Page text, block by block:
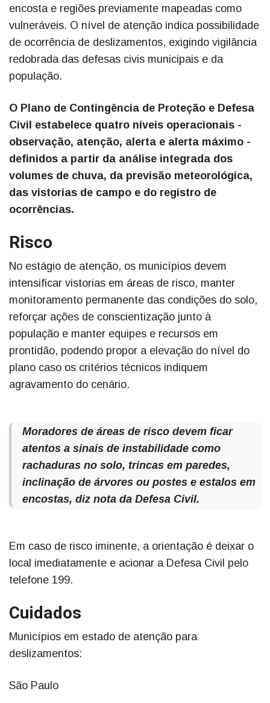
encosta e regiões previamente mapeadas como
vulneráveis. O nível de atenção indica possibilidade
de ocorrência de deslizamentos, exigindo vigilância
redobrada das defesas civis municipais e da
população.
O Plano de Contingência de Proteção e Defesa
Civil estabelece quatro níveis operacionais -
observação, atenção, alerta e alerta máximo -
definidos a partir da análise integrada dos
volumes de chuva, da previsão meteorológica,
das vistorias de campo e do registro de
ocorrências.
Risco
No estágio de atenção, os municípios devem
intensificar vistorias em áreas de risco, manter
monitoramento permanente das condições do solo,
reforçar ações de conscientização junto à
população e manter equipes e recursos em
prontidão, podendo propor a elevação do nível do
plano caso os critérios técnicos indiquem
agravamento do cenário.
Moradores de áreas de risco devem ficar
atentos a sinais de instabilidade como
rachaduras no solo, trincas em paredes,
inclinação de árvores ou postes e estalos em
encostas, diz nota da Defesa Civil.
Em caso de risco iminente, a orientação é deixar o
local imediatamente e acionar a Defesa Civil pelo
telefone 199.
Cuidados
Municípios em estado de atenção para
deslizamentos:
São Paulo